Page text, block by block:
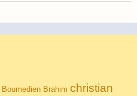
Boumedien Brahim christian